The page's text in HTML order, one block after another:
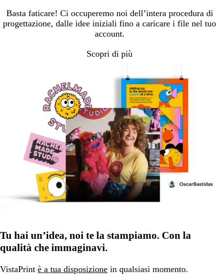
Basta faticare! Ci occuperemo noi dell’intera procedura di
progettazione, dalle idee iniziali fino a caricare i file nel tuo
account.
Scopri di più
Tu hai un’idea, noi te la stampiamo. Con la
qualità che immaginavi.
VistaPrint è a tua disposizione in qualsiasi momento.